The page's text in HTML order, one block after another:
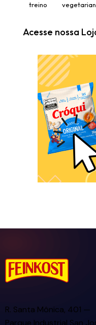
treino
Acesse nossa
R. Santa Mônica, 401 —
Parque Industrial San